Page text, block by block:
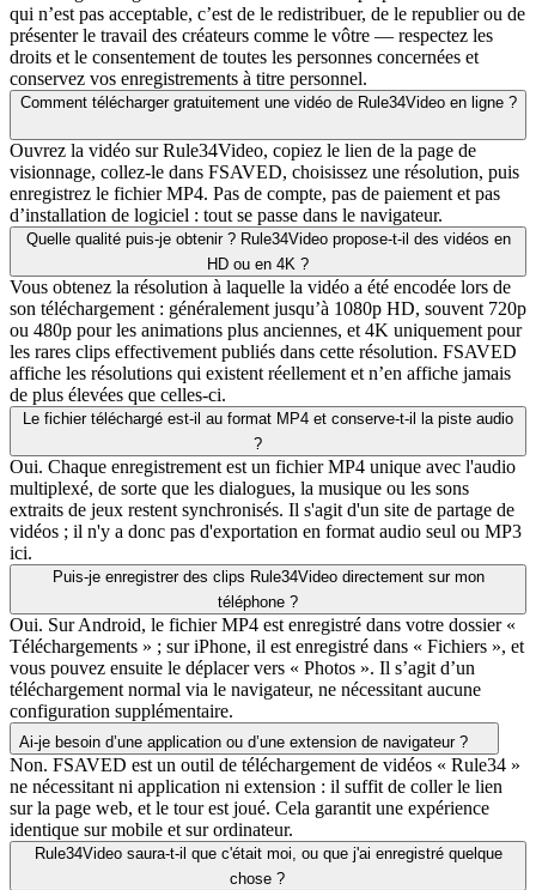
qui n’est pas acceptable, c’est de le redistribuer, de le republier ou de
présenter le travail des créateurs comme le vôtre — respectez les
droits et le consentement de toutes les personnes concernées et
conservez vos enregistrements à titre personnel.
Comment télécharger gratuitement une vidéo de Rule34Video en ligne ?
Ouvrez la vidéo sur Rule34Video, copiez le lien de la page de
visionnage, collez-le dans FSAVED, choisissez une résolution, puis
enregistrez le fichier MP4. Pas de compte, pas de paiement et pas
d’installation de logiciel : tout se passe dans le navigateur.
Quelle qualité puis-je obtenir ? Rule34Video propose-t-il des vidéos en
HD ou en 4K ?
Vous obtenez la résolution à laquelle la vidéo a été encodée lors de
son téléchargement : généralement jusqu’à 1080p HD, souvent 720p
ou 480p pour les animations plus anciennes, et 4K uniquement pour
les rares clips effectivement publiés dans cette résolution. FSAVED
affiche les résolutions qui existent réellement et n’en affiche jamais
de plus élevées que celles-ci.
Le fichier téléchargé est-il au format MP4 et conserve-t-il la piste audio
?
Oui. Chaque enregistrement est un fichier MP4 unique avec l'audio
multiplexé, de sorte que les dialogues, la musique ou les sons
extraits de jeux restent synchronisés. Il s'agit d'un site de partage de
vidéos ; il n'y a donc pas d'exportation en format audio seul ou MP3
ici.
Puis-je enregistrer des clips Rule34Video directement sur mon
téléphone ?
Oui. Sur Android, le fichier MP4 est enregistré dans votre dossier «
Téléchargements » ; sur iPhone, il est enregistré dans « Fichiers », et
vous pouvez ensuite le déplacer vers « Photos ». Il s’agit d’un
téléchargement normal via le navigateur, ne nécessitant aucune
configuration supplémentaire.
Ai-je besoin d’une application ou d’une extension de navigateur ?
Non. FSAVED est un outil de téléchargement de vidéos « Rule34 »
ne nécessitant ni application ni extension : il suffit de coller le lien
sur la page web, et le tour est joué. Cela garantit une expérience
identique sur mobile et sur ordinateur.
Rule34Video saura-t-il que c'était moi, ou que j'ai enregistré quelque
chose ?